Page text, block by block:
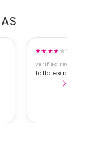
★★★★★
Verified review
Talla exacta,